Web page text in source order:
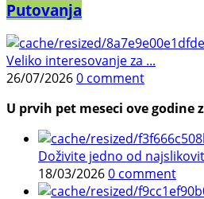
Putovanja
Veliko interesovanje za ...
26/07/20260 comment
U prvih pet meseci ove
Doživite jedno od
18/03/20260 comment